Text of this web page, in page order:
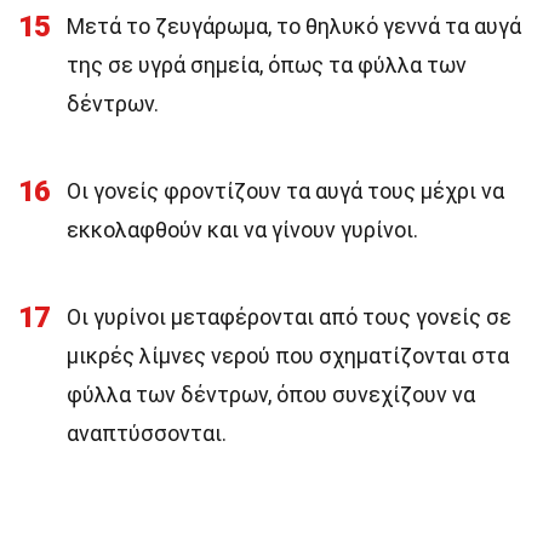
15
Μετά το ζευγάρωμα, το θηλυκό γεννά τα αυγά
της σε υγρά σημεία, όπως τα φύλλα των
δέντρων.
16
Οι γονείς φροντίζουν τα αυγά τους μέχρι να
εκκολαφθούν και να γίνουν γυρίνοι.
17
Οι γυρίνοι μεταφέρονται από τους γονείς σε
μικρές λίμνες νερού που σχηματίζονται στα
φύλλα των δέντρων, όπου συνεχίζουν να
αναπτύσσονται.